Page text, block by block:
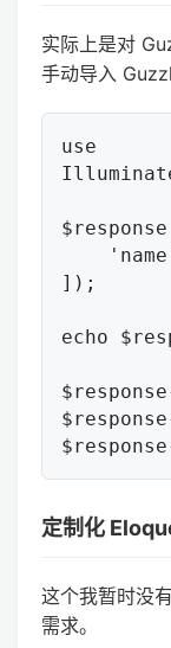
实际上是对
手动导入
use
]);
echo
定制化
这个我暂时没
需求。